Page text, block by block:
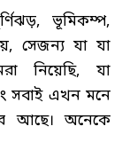
ভূমিকম্প,
সেজন্য যা যা
নিয়েছি, যা
সবাই এখন মনে
আছে। অনেকে